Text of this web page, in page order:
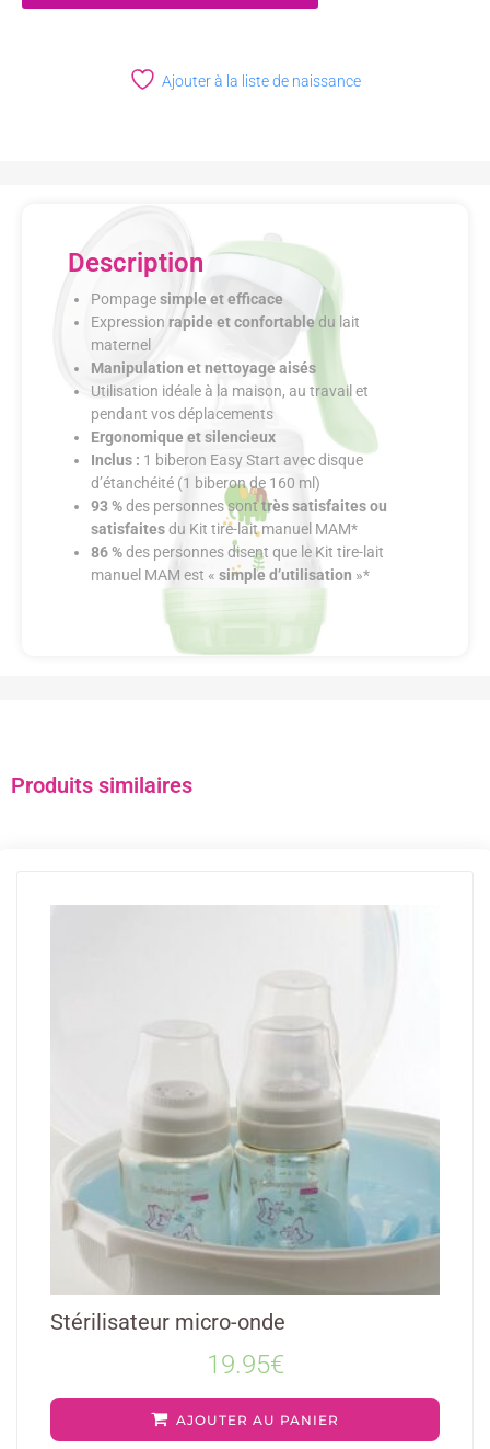
Ajouter à la liste de naissance
Description
Pompagesimple et efficace
Expression rapide et confortabledu lait
maternel
Manipulation et nettoyage aisés
Utilisation idéale à la maison, au travail et
pendant vos déplacements
Ergonomique et silencieux
Inclus : 1 biberon Easy Start avec disque
d’étanchéité (1 biberon de 160 ml)
93 %des personnes sonttrès satisfaites ou
satisfaitesdu Kit tire-lait manuel MAM*
86 %des personnes disent que le Kit tire-lait
manuel MAM est « simple d’utilisation »*
Produits similaires
Stérilisateur micro-onde
19.95€
AJOUTER AU PANIER